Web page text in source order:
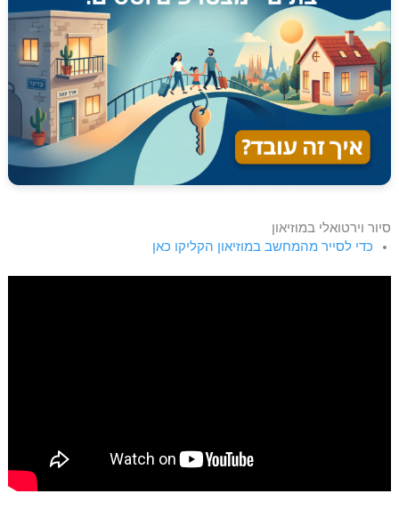
סיור וירטואלי במוזיאון
כדי לסייר מהמחשב במוזיאון הקליקו כאן